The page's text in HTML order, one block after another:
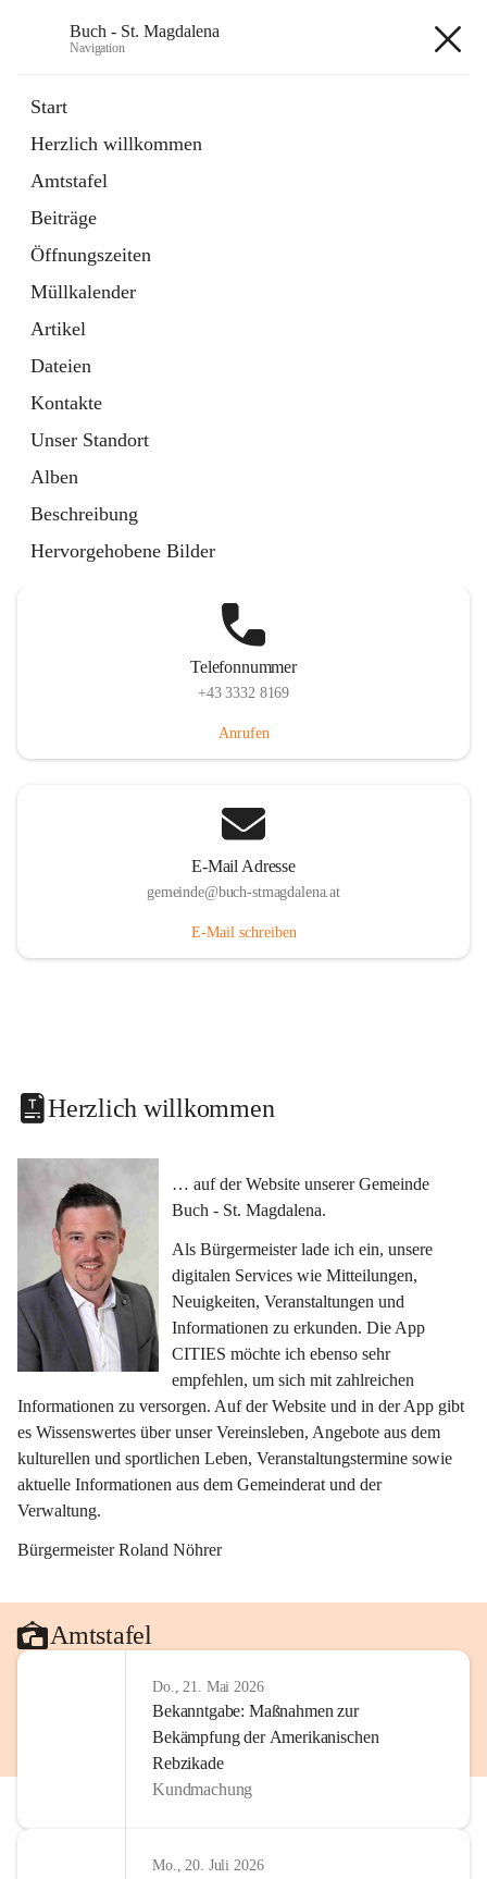
Buch - St. Magdalena
Navigation
Start
Herzlich willkommen
Amtstafel
Beiträge
Öffnungszeiten
Müllkalender
Artikel
Dateien
Kontakte
Unser Standort
Alben
Beschreibung
Hervorgehobene Bilder
11 Schnellzugriffe
Bürgerservice
10 Schnellzugriffe
Telefonnummer
+43 3332 8169
Anrufen
E-Mail Adresse
gemeinde@buch-stmagdalena.at
E-Mail schreiben
Herzlich willkommen
… auf der Website unserer Gemeinde
Buch - St. Magdalena.
Als Bürgermeister lade ich ein, unsere
digitalen Services wie Mitteilungen,
Neuigkeiten, Veranstaltungen und
Informationen zu erkunden. Die App
CITIES möchte ich ebenso sehr
empfehlen, um sich mit zahlreichen
Informationen zu versorgen. Auf der Website und in der App gibt
es Wissenswertes über unser Vereinsleben, Angebote aus dem
kulturellen und sportlichen Leben, Veranstaltungstermine sowie
aktuelle Informationen aus dem Gemeinderat und der
Verwaltung.
Bürgermeister Roland Nöhrer
Amtstafel
Do., 21. Mai 2026
Bekanntgabe: Maßnahmen zur
Bekämpfung der Amerikanischen
Rebzikade
Kundmachung
Mo., 20. Juli 2026